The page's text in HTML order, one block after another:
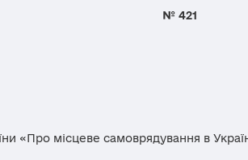
№ 421
місцеве самоврядування в